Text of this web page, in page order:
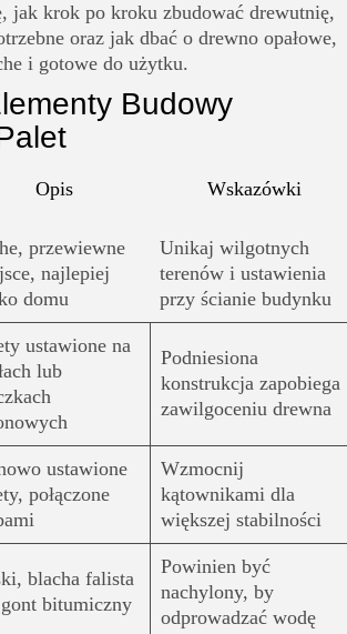
jak krok po kroku zbudować drewutnię,
oraz jak dbać o drewno opałowe,
i gotowe do użytku.
Budowy
Opis Wskazówki
przewiewne
najlepiej
domu
Unikaj wilgotnych
terenów i ustawienia
przy ścianie budynku
ustawione na
lub
Podniesiona
konstrukcja zapobiega
zawilgoceniu drewna
ustawione
połączone
Wzmocnij
kątownikami dla
większej stabilności
blacha falista
bitumiczny
Powinien być
nachylony, by
odprowadzać wodę